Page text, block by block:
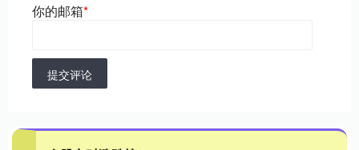
你的邮箱*
提交评论